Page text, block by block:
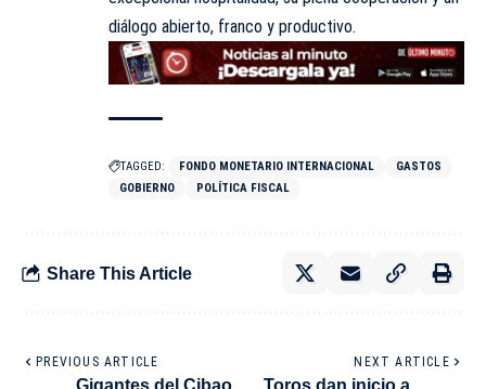
diálogo abierto, franco y productivo.
TAGGED: FONDO MONETARIO INTERNACIONAL
GASTOS
GOBIERNO
POLÍTICA FISCAL
Share This Article
PREVIOUS ARTICLE NEXT ARTICLE